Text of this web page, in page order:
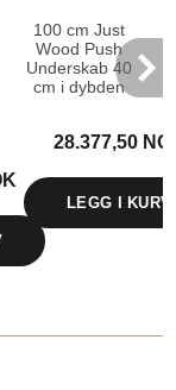
100 cm Just
Wood Push
Underskab 40
cm i dybden
28.377,50
LEGG I KURV